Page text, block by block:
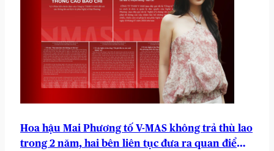
Hoa hậu Mai Phương tố V-MAS không trả thù lao
trong 2 năm, hai bên liên tục đưa ra quan điểm